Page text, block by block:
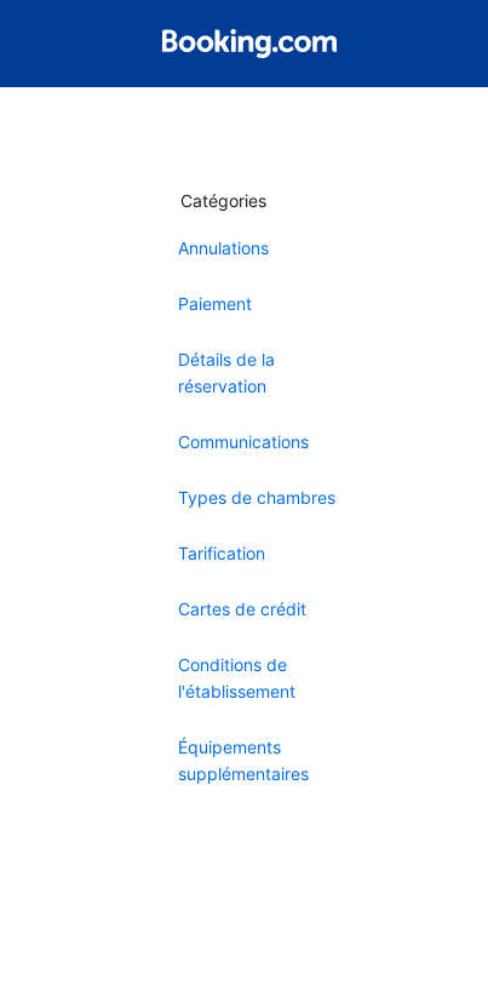
Catégories
Annulations
Paiement
Détails de la
réservation
Communications
Types de chambres
Tarification
Cartes de crédit
Conditions de
l'établissement
Équipements
supplémentaires